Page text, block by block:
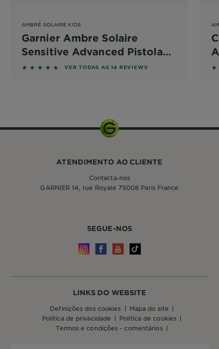
AMBRÉ SOLAIRE KIDS
Garnier Ambre Solaire
Sensitive Advanced Pistola
Kids FPS50
5 out of 5 stars based on reviews
VER TODAS AS 14 REVIEWS 5
LINKS DO WEBSITE
definições dos cookies
mapa do site
política de privacidade
política de cookies
termos e condições - comentários
SEGUE-NOS
ATENDIMENTO AO CLIENTE
Contacta-nos
GARNIER 14, rue Royale 75008 Paris France